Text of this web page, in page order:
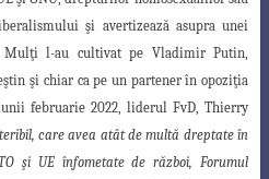
şi avertizează asupra unei
l-au cultivat pe Vladimir Putin,
şi chiar ca pe un partener în opoziţia
februarie 2022, liderul FvD, Thierry
care avea atât de multă dreptate în
şi UE înfometate de război, Forumul